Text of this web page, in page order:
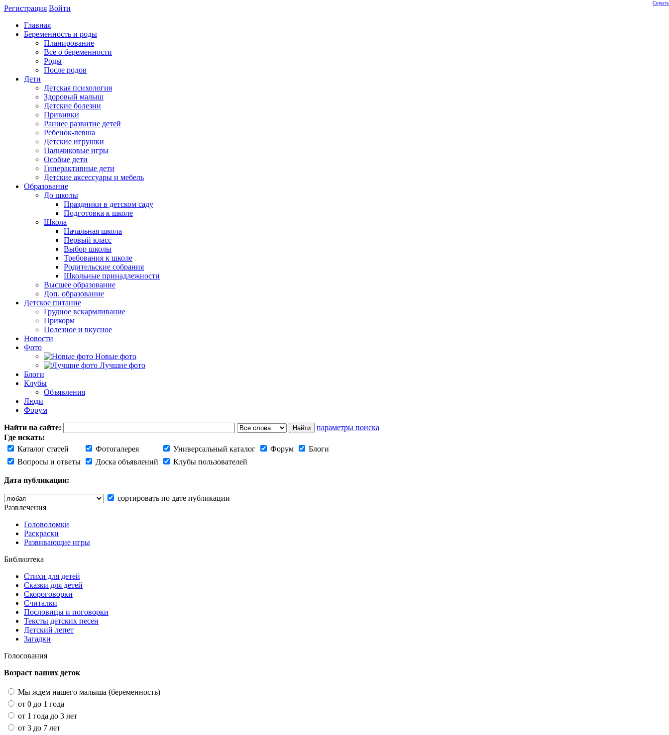
Регистрация Войти
Главная
Беременность и роды
Планирование
Все о беременности
Роды
После родов
Дети
Детская психология
Здоровый малыш
Детские болезни
Прививки
Раннее развитие детей
Ребенок-левша
Детские игрушки
Пальчиковые игры
Особые дети
Гиперактивные дети
Детские аксессуары и мебель
Образование
До школы
Праздники в детском саду
Подготовка к школе
Школа
Начальная школа
Первый класс
Выбор школы
Требования к школе
Родительские собрания
Школьные принадлежности
Высшее образование
Доп. образование
Детское питание
Грудное вскармливание
Прикорм
Полезное и вкусное
Новости
Фото
Новые фото
Лучшие фото
Блоги
Клубы
Объявления
Люди
Форум
Найти на сайте:
параметры поиска
Где искать:
Каталог статей
Фотогалерея Универсальный каталог Форум
Блоги
Вопросы и ответы
Доска объявлений Клубы пользователей
Дата публикации:
сортировать по дате публикации
Скрыть
Развлечения
Головоломки
Раскраски
Развивающие игры
Библиотека
Стихи для детей
Сказки для детей
Скороговорки
Считалки
Пословицы и поговорки
Тексты детских песен
Детский лепет
Загадки
Голосования
Возраст ваших деток
Мы ждем нашего малыша (беременность)
от 0 до 1 года
от 1 года до 3 лет
от 3 до 7 лет